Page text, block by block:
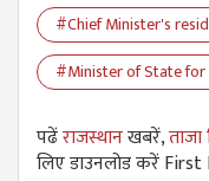
#Chief Minister's
#Minister of State for
पढेंराजस्थानखबरें,ताजा
लिए डाउनलोड करें First